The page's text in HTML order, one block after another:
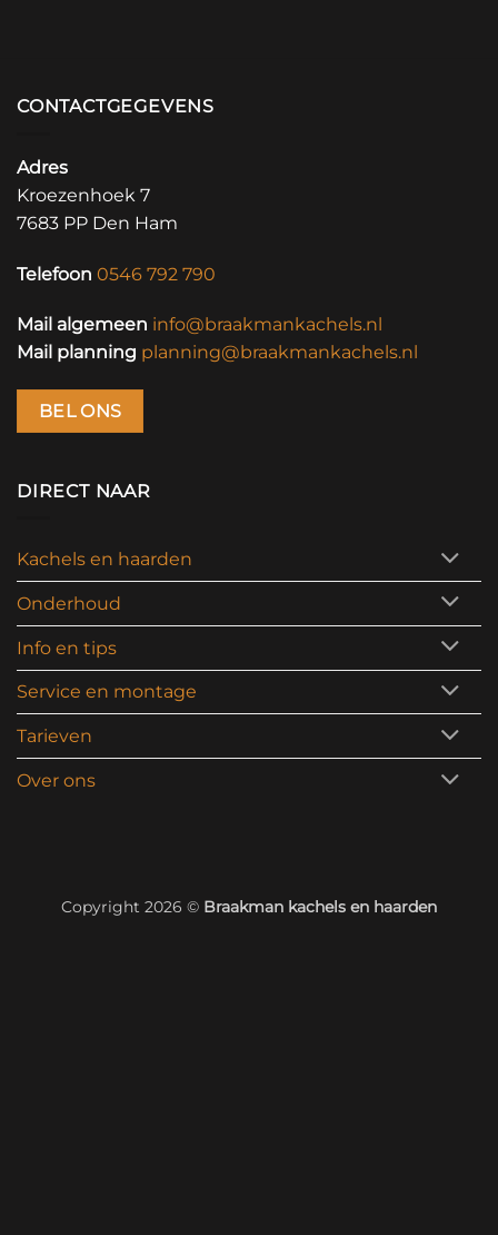
CONTACTGEGEVENS
Adres
Kroezenhoek 7
7683 PP Den Ham
Telefoon 0546 792 790
Mail algemeen info@braakmankachels.nl
Mail planning planning@braakmankachels.nl
BEL ONS
DIRECT NAAR
Kachels en haarden
Onderhoud
Info en tips
Service en montage
Tarieven
Over ons
Copyright 2026 © Braakman kachels en haarden